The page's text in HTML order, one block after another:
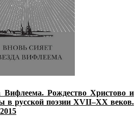
Вифлеема. Рождество Христово и
в русской поэзии XVII–XX веков.